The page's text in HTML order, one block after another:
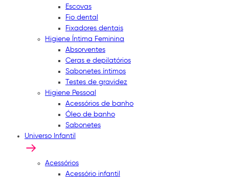
Escovas
Fio dental
Fixadores dentais
Higiene Íntima Feminina
Absorventes
Ceras e depilatórios
Sabonetes íntimos
Testes de gravidez
Higiene Pessoal
Acessórios de banho
Óleo de banho
Sabonetes
Universo Infantil
Acessórios
Acessório infantil